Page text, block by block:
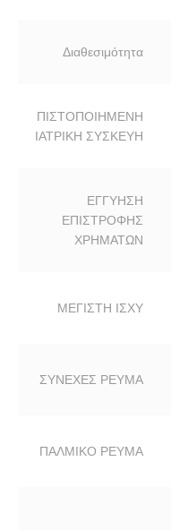
Διαθεσιμότητα
ΠΙΣΤΟΠΟΙΗΜΕΝΗ
ΙΑΤΡΙΚΗ ΣΥΣΚΕΥΗ
ΕΓΓΥΗΣΗ
ΕΠΙΣΤΡΟΦΗΣ
ΧΡΗΜΑΤΩΝ
ΜΕΓΙΣΤΗ ΙΣΧΥ
ΣΥΝΕΧΕΣ ΡΕΥΜΑ
ΠΑΛΜΙΚΟ ΡΕΥΜΑ